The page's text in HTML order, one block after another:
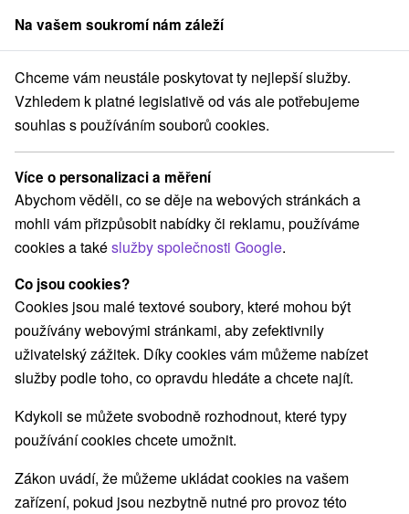
člen skupinySorger
Pobyty v akci Stredné Slovensko Banskobystrický kraj
Pobyty v akci Sliač
Kategorie
Všechny kategorie
Pobyty v akci(3)
Pobyty pro seniory(3)
Vyberte lokalitu nebo termín
Obce a města
Na vašem soukromí nám záleží
Chceme vám neustále poskytovat ty nejlepší služby.
Vzhledem k platné legislativě od vás ale potřebujeme
souhlas s používáním souborů cookies.
Více o personalizaci a měření
Abychom věděli, co se děje na webových stránkách a
mohli vám přizpůsobit nabídky či reklamu, používáme
cookies a takéslužby společnosti Google.
Co jsou cookies?
Cookies jsou malé textové soubory, které mohou být
používány webovými stránkami, aby zefektivnily
uživatelský zážitek. Díky cookies vám můžeme nabízet
služby podle toho, co opravdu hledáte a chcete najít.
Kdykoli se můžete svobodně rozhodnout, které typy
používání cookies chcete umožnit.
Zákon uvádí, že můžeme ukládat cookies na vašem
zařízení, pokud jsou nezbytně nutné pro provoz této